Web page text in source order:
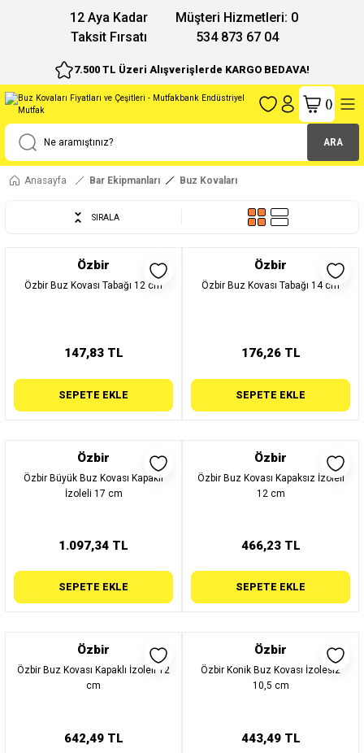
12 Aya Kadar
Taksit Fırsatı
Müşteri Hizmetleri: 0
534 873 67 04
7.500 TL Üzeri Alışverişlerde KARGO BEDAVA!
ARA
()
Anasayfa Bar Ekipmanları Buz Kovaları
SIRALA
Özbir
Özbir Buz Kovası Tabağı 12 cm
147,83 TL
SEPETE EKLE
Özbir
Özbir Buz Kovası Tabağı 14 cm
176,26 TL
SEPETE EKLE
Özbir
Özbir Büyük Buz Kovası Kapaklı
İzoleli 17 cm
1.097,34 TL
SEPETE EKLE
Özbir
Özbir Buz Kovası Kapaksız İzoleli
12 cm
466,23 TL
SEPETE EKLE
Özbir
Özbir Buz Kovası Kapaklı İzoleli 12
cm
642,49 TL
Özbir
Özbir Konik Buz Kovası İzolesiz
10,5 cm
443,49 TL